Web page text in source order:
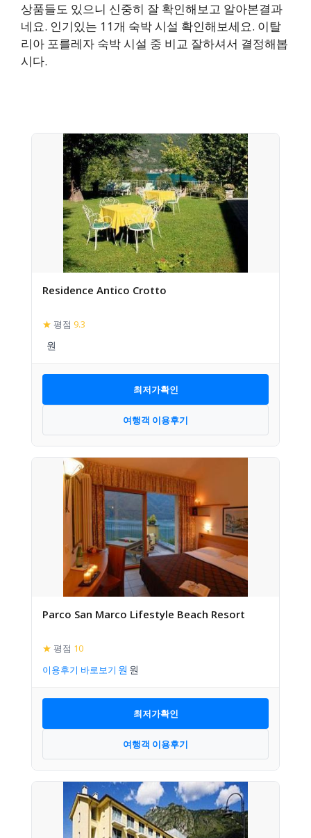
상품들도 있으니 신중히 잘 확인해보고 알아본결과
네요. 인기있는 11개 숙박 시설 확인해보세요. 이탈
리아 포를레자 숙박 시설 중 비교 잘하셔서 결정해봅
시다.
Residence Antico Crotto
★ 평점 9.3
최저가확인
여행객 이용후기
Parco San Marco Lifestyle Beach Resort
★ 평점 10
이용후기 바로보기
최저가확인
여행객 이용후기